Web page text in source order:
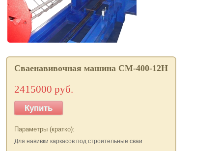
Сваенавивочная машина СМ-400-12Н
2415000 руб.
Купить
Параметры (кратко):
Для навивки каркасов под строительные сваи